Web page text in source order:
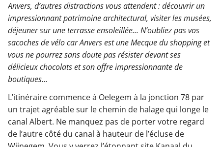
Anvers, d’autres distractions vous attendent : découvrir un
impressionnant patrimoine architectural, visiter les musées,
déjeuner sur une terrasse ensoleillée... N’oubliez pas vos
sacoches de vélo car Anvers est une Mecque du shopping et
vous ne pourrez sans doute pas résister devant ses
délicieux chocolats et son offre impressionnante de
boutiques...
L’itinéraire commence à Oelegem à la jonction 78 par
un trajet agréable sur le chemin de halage qui longe le
canal Albert. Ne manquez pas de porter votre regard
de l’autre côté du canal à hauteur de l’écluse de